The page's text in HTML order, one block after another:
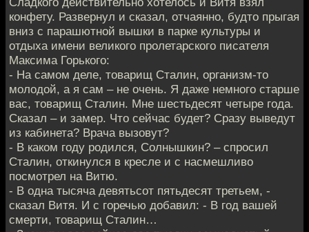
конфету. Развернул и сказал, отчаянно, будто прыгая
вниз с парашютной вышки в парке культуры и
отдыха имени великого пролетарского писателя
Максима Горького:
- На самом деле, товарищ Сталин, организм-то
молодой, а я сам – не очень. Я даже немного старше
вас, товарищ Сталин. Мне шестьдесят четыре года.
Сказал – и замер. Что сейчас будет? Сразу выведут
из кабинета? Врача вызовут?
- В каком году родился, Солнышкин? – спросил
Сталин, откинулся в кресле и с насмешливо
посмотрел на Витю.
- В одна тысяча девятьсот пятьдесят третьем, -
сказал Витя. И с горечью добавил: - В год вашей
смерти, товарищ Сталин…